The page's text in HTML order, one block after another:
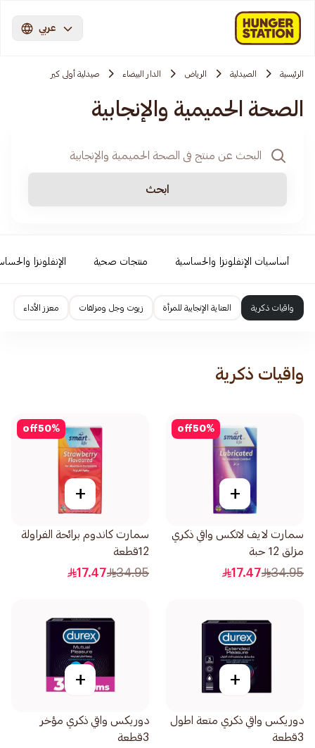
عربي
الرئيسية الصيدلية الرياض الدار البيضاء صيدلية أولى كير
الصحة الحميمية والإنجابية
ابحث
أساسيات الإنفلونزا والحساسية منتجات صحية الإنفلونزا
واقيات ذكرية العناية الإنجابية للمرأة زيوت وجل ومزلقات معزز الأداء
واقيات ذكرية
50%
off
+
سمارت لايف لاتكس واقي ذكري
مزلق 12 حبة
34.95
17.47
50%
off
+
سمارت كاندوم برائحة الفراولة
12قطعة
34.95
17.47
+
دوريكس واقي ذكري متعة اطول
3قطعة
+
دوريكس واقي ذكري مؤخر
3قطعة